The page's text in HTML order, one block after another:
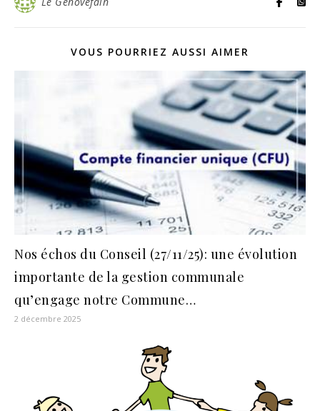
VOUS POURRIEZ AUSSI AIMER
Nos échos du Conseil (27/11/25): une évolution
importante de la gestion communale
qu’engage notre Commune…
2 décembre 2025